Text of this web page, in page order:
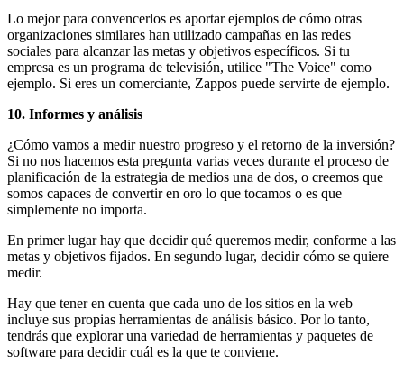
Lo mejor para convencerlos es aportar ejemplos de cómo otras
organizaciones similares han utilizado campañas en las redes
sociales para alcanzar las metas y objetivos específicos. Si tu
empresa es un programa de televisión, utilice "The Voice" como
ejemplo. Si eres un comerciante, Zappos puede servirte de ejemplo.
10. Informes y análisis
¿Cómo vamos a medir nuestro progreso y el retorno de la inversión?
Si no nos hacemos esta pregunta varias veces durante el proceso de
planificación de la estrategia de medios una de dos, o creemos que
somos capaces de convertir en oro lo que tocamos o es que
simplemente no importa.
En primer lugar hay que decidir qué queremos medir, conforme a las
metas y objetivos fijados. En segundo lugar, decidir cómo se quiere
medir.
Hay que tener en cuenta que cada uno de los sitios en la web
incluye sus propias herramientas de análisis básico. Por lo tanto,
tendrás que explorar una variedad de herramientas y paquetes de
software para decidir cuál es la que te conviene.